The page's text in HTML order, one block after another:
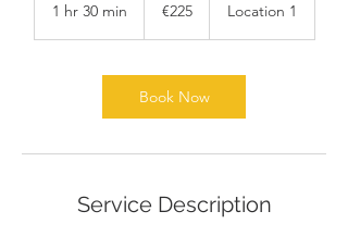
1 hr 30 min
0
i
€225 Location 1
Book Now
Service Description